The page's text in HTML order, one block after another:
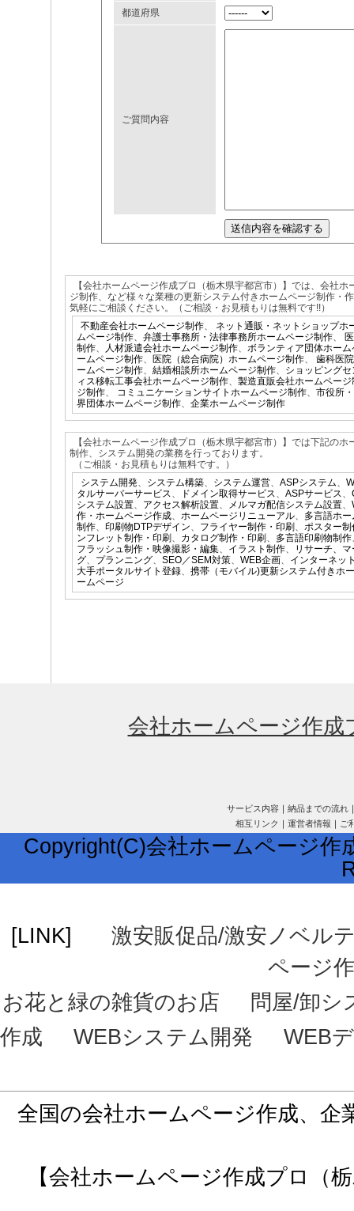
都道府県
ご質問内容
【会社ホームページ作成プロ（栃木県宇都宮市）】では、会社
ジ制作、など様々な業種の更新システム付きホームページ制作・
気軽にご相談ください。（ご相談・お見積もりは無料です!!）
不動産会社ホームページ制作、 ネット通販・ネットショップホ
ムページ制作、 弁護士事務所・法律事務所ホームページ制作、
制作、 人材派遣会社ホームページ制作、 ボランティア団体ホー
ームページ制作、 医院（総合病院）ホームページ制作、 歯科医
ームページ制作、 結婚相談所ホームページ制作、 ショッピング
ィス移転工事会社ホームページ制作、 製造直販会社ホームページ
ジ制作、 コミュニケーションサイトホームページ制作、 市役所
界団体ホームページ制作、 企業ホームページ制作
【会社ホームページ作成プロ（栃木県宇都宮市）】では下記の
制作、システム開発の業務を行っております。
（ご相談・お見積もりは無料です。）
システム開発、 システム構築、 システム運営、 ASPシステム、
タルサーバーサービス、 ドメイン取得サービス、 ASPサービス、
システム設置、 アクセス解析設置、 メルマガ配信システム設置、
作・ホームページ作成、 ホームページリニューアル、 多言語ホ
制作、 印刷物DTPデザイン、 フライヤー制作・印刷 、 ポスター制
ンフレット制作・印刷 、 カタログ制作・印刷 、 多言語印刷物制作
フラッシュ制作・映像撮影・編集、 イラスト制作、
リサーチ、
グ、 プランニング、 SEO／SEM対策、 WEB企画、 インターネッ
大手ポータルサイト登録、 携帯（モバイル)更新システム付きホ
ームページ
会社ホームページ作成
サービス内容｜ 納品までの流れ
相互リンク ｜ 運営者情報 ｜ ご
Copyright(C)会社ホームページ
[LINK]
激安販促品/激安ノベル
ページ
お花と緑の雑貨のお店
問屋/卸シ
作成
WEBシステム開発 WEB
全国の会社ホームページ作成、企
【会社ホームページ作成プロ（